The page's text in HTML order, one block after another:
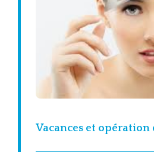
Vacances et opération